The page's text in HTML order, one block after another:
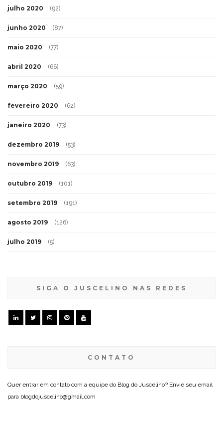
julho 2020 (92)
junho 2020 (87)
maio 2020 (77)
abril 2020 (66)
março 2020 (59)
fevereiro 2020 (62)
janeiro 2020 (73)
dezembro 2019 (53)
novembro 2019 (63)
outubro 2019 (101)
setembro 2019 (191)
agosto 2019 (126)
julho 2019 (5)
SIGA O JUSCELINO NAS REDES
CONTATO
Quer entrar em contato com a equipe do Blog do Juscelino? Envie seu email
para blogdojuscelino@gmail.com